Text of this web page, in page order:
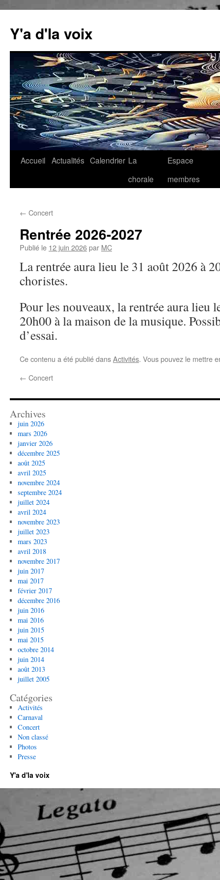
contenu
Y'a d'la voix
Accueil Actualités Calendrier La
chorale
Espace
membres
← Concert
Rentrée 2026-2027
Publié le 12 juin 2026par MC
La rentrée aura lieu le 31 août 2026 à
choristes.
Pour les nouveaux, la rentrée aura lieu
20h00 à la maison de la musique.
d’essai.
Ce contenu a été publié dansActivités. Vous pouvez le mettre
← Concert
Archives
juin 2026
mars 2026
janvier 2026
décembre 2025
août 2025
avril 2025
novembre 2024
septembre 2024
juillet 2024
avril 2024
novembre 2023
juillet 2023
mars 2023
avril 2018
novembre 2017
juin 2017
mai 2017
février 2017
décembre 2016
juin 2016
mai 2016
juin 2015
mai 2015
octobre 2014
juin 2014
août 2013
juillet 2005
Catégories
Activités
Carnaval
Concert
Non classé
Photos
Presse
Y'a d'la voix